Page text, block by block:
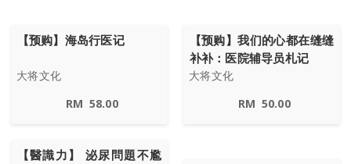
【预购】海岛行医记
大将文化
RM 58.00
【预购】我们的心都在缝缝
补补：医院辅导员札记
大将文化
RM 50.00
【醫識力】 泌尿問題不尷